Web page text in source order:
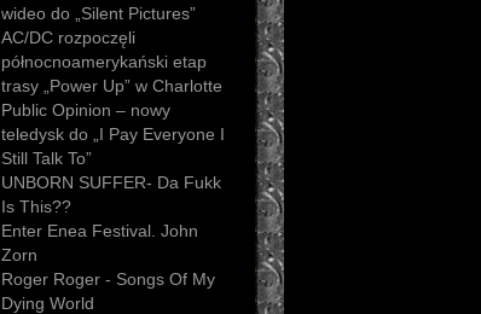
wideo do „Silent Pictures”
AC/DC rozpoczęli
północnoamerykański etap
trasy „Power Up” w Charlotte
Public Opinion – nowy
teledysk do „I Pay Everyone I
Still Talk To”
UNBORN SUFFER- Da Fukk
Is This??
Enter Enea Festival. John
Zorn
Roger Roger - Songs Of My
Dying World